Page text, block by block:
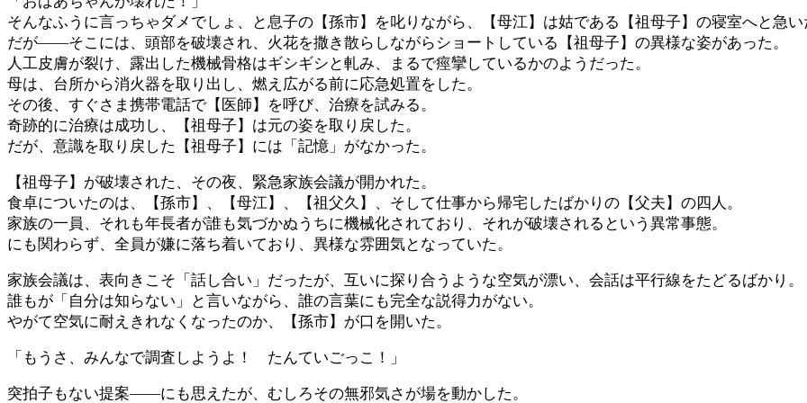
そんなふうに言っちゃダメでしょ、と息子の【孫市】を叱りながら、【母江】は姑である【祖母子】の寝室へと急い
だが――そこには、頭部を破壊され、火花を撒き散らしながらショートしている【祖母子】の異様な姿があった。
人工皮膚が裂け、露出した機械骨格はギシギシと軋み、まるで痙攣しているかのようだった。
母は、台所から消火器を取り出し、燃え広がる前に応急処置をした。
その後、すぐさま携帯電話で【医師】を呼び、治療を試みる。
奇跡的に治療は成功し、【祖母子】は元の姿を取り戻した。
だが、意識を取り戻した【祖母子】には「記憶」がなかった。
【祖母子】が破壊された、その夜、緊急家族会議が開かれた。
食卓についたのは、【孫市】、【母江】、【祖父久】、そして仕事から帰宅したばかりの【父夫】の四人。
家族の一員、それも年長者が誰も気づかぬうちに機械化されており、それが破壊されるという異常事態。
にも関わらず、全員が嫌に落ち着いており、異様な雰囲気となっていた。
家族会議は、表向きこそ「話し合い」だったが、互いに探り合うような空気が漂い、会話は平行線をたどるばかり。
誰もが「自分は知らない」と言いながら、誰の言葉にも完全な説得力がない。
やがて空気に耐えきれなくなったのか、【孫市】が口を開いた。
「もうさ、みんなで調査しようよ！ たんていごっこ！」
突拍子もない提案――にも思えたが、むしろその無邪気さが場を動かした。